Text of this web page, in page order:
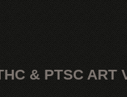
& PTSC ART